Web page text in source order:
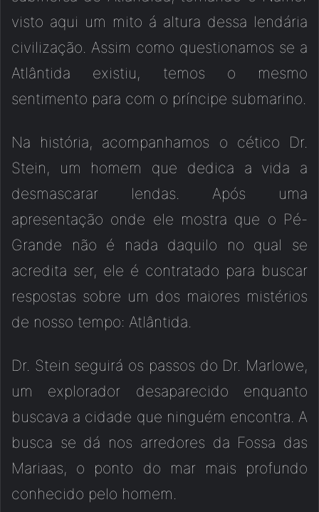
visto aqui um mito á altura dessa lendária
civilização. Assim como questionamos se a
Atlântida existiu, temos o mesmo
sentimento para com o príncipe submarino.
Na história, acompanhamos o cético Dr.
Stein, um homem que dedica a vida a
desmascarar lendas. Após uma
apresentação onde ele mostra que o Pé-
Grande não é nada daquilo no qual se
acredita ser, ele é contratado para buscar
respostas sobre um dos maiores mistérios
de nosso tempo: Atlântida.
Dr. Stein seguirá os passos do Dr. Marlowe,
um explorador desaparecido enquanto
buscava a cidade que ninguém encontra. A
busca se dá nos arredores da Fossa das
Mariaas, o ponto do mar mais profundo
conhecido pelo homem.